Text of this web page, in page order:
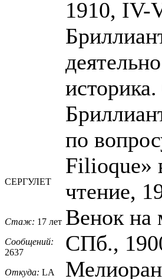
СЕРГУЛЕТ
Стаж: 17 лет
Сообщений:
2637
Откуда: LA
1910, IV-
по
Filioque»
чтение,
Венок на
СПб.,